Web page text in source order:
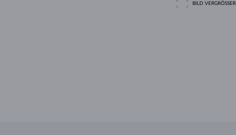
BILD VERGRÖSSERN